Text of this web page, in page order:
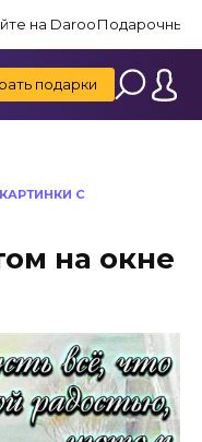
на DarooПодарочные
подарки
C
на окне